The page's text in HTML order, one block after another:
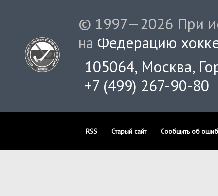
© 1997—2026 При
на Федерацию
105064, Москва,
+7 (499) 267-90-80
RSS Старый сайт Сообщить об